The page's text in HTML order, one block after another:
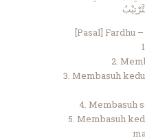
[Pasal] Fardhu
2.
3. Membasuh
4. Membasuh
5. Membasuh